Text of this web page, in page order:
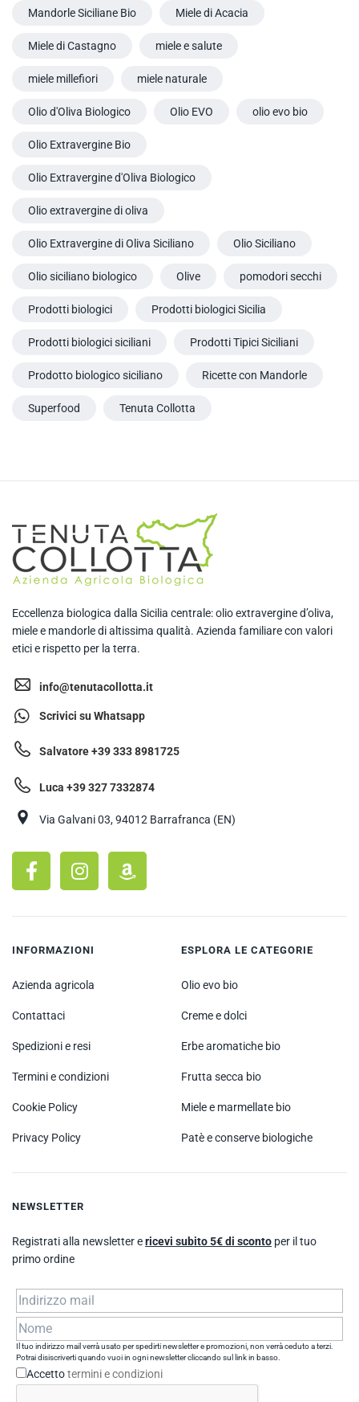
Mandorle Siciliane Bio Miele di Acacia
Miele di Castagno miele e salute
miele millefiori miele naturale
Olio d'Oliva Biologico Olio EVO olio evo bio
Olio Extravergine Bio
Olio Extravergine d'Oliva Biologico
Olio extravergine di oliva
Olio Extravergine di Oliva Siciliano Olio Siciliano
Olio siciliano biologico Olive pomodori secchi
Prodotti biologici Prodotti biologici Sicilia
Prodotti biologici siciliani Prodotti Tipici Siciliani
Prodotto biologico siciliano Ricette con Mandorle
Superfood Tenuta Collotta
Eccellenza biologica dalla Sicilia centrale: olio extravergine d’oliva,
miele e mandorle di altissima qualità. Azienda familiare con valori
etici e rispetto per la terra.
info@tenutacollotta.it
Scrivici su Whatsapp
Salvatore +39 333 8981725
Luca +39 327 7332874
Via Galvani 03, 94012 Barrafranca (EN)
INFORMAZIONI
Azienda agricola
Contattaci
Spedizioni e resi
Termini e condizioni
Cookie Policy
Privacy Policy
ESPLORA LE CATEGORIE
Olio evo bio
Creme e dolci
Erbe aromatiche bio
Frutta secca bio
Miele e marmellate bio
Patè e conserve biologiche
NEWSLETTER
Registrati alla newsletter ericevi subito 5€ di sconto per il tuo
primo ordine
Il tuo indirizzo mail verrà usato per spedirti newsletter e promozioni, non verrà ceduto a terzi.
Potrai disiscriverti quando vuoi in ogni newsletter cliccando sul link in basso.
Accettotermini e condizioni